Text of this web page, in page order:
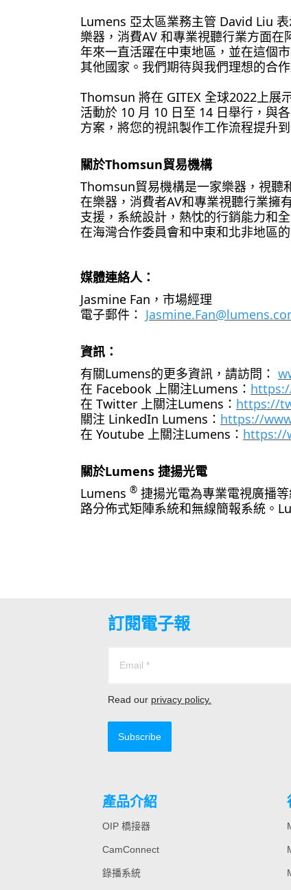
Lumens 亞太區業務主管 David Liu
樂器，消費AV 和專業視聽行業方面
年來一直活躍在中東地區，並在這個
其他國家。我們期待與我們理想的合
Thomsun 將在 GITEX 全球2022上展
活動於 10 月 10 日至 14 日舉行，與
方案，將您的視訊製作工作流程提升
關於Thomsun貿易機構
Thomsun貿易機構是一家樂器，視聽
在樂器，消費者AV和專業視聽行業擁
支援，系統設計，熱忱的行銷能力和
在海灣合作委員會和中東和北非地區
媒體連絡人：
Jasmine Fan，市場經理
電子郵件：
資訊：
有關Lumens的更多資訊，請訪問：
在 Facebook 上關注Lumens：
在 Twitter 上關注Lumens： https://
關注 LinkedIn Lumens： https://
在 Youtube 上關注Lumens： https://
關於Lumens 捷揚光電
Lumens ® 捷揚光電為專業電視廣播
路分佈式矩陣系統和無線簡報系統。
訂閱電子報
Read our privacy policy.
Subscribe
產品介紹
OIP 橋接器
CamConnect
錄播系統